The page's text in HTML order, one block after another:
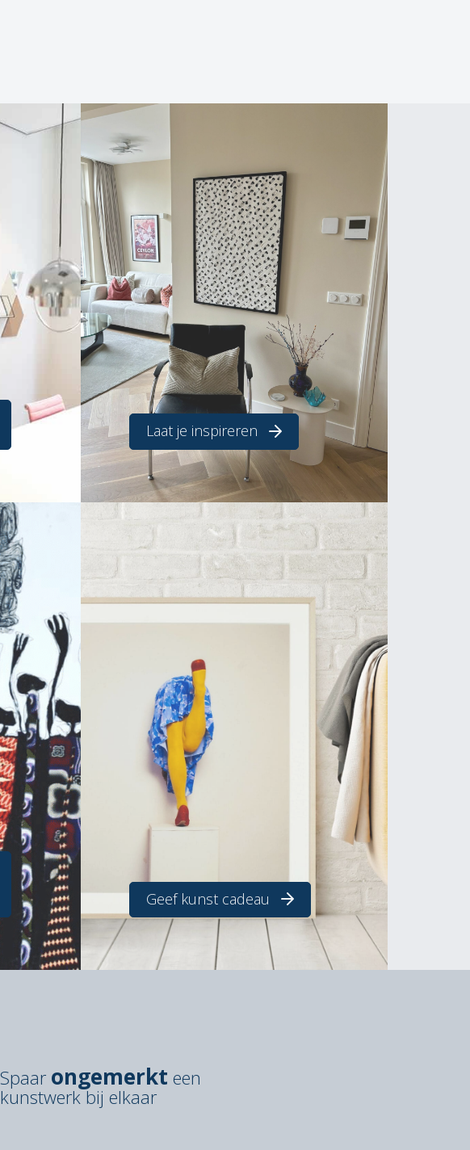
Laat je inspireren
Geef kunst cadeau
Spaar ongemerkt een
kunstwerk bij elkaar